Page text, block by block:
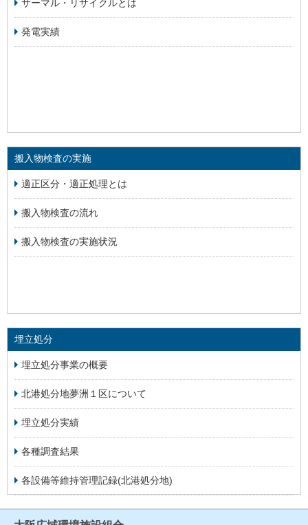
サーマル・リサイクルとは
発電実績
搬入物検査の実施
適正区分・適正処理とは
搬入物検査の流れ
搬入物検査の実施状況
埋立処分
埋立処分事業の概要
北港処分地夢洲１区について
埋立処分実績
各種調査結果
各設備等維持管理記録(北港処分地)